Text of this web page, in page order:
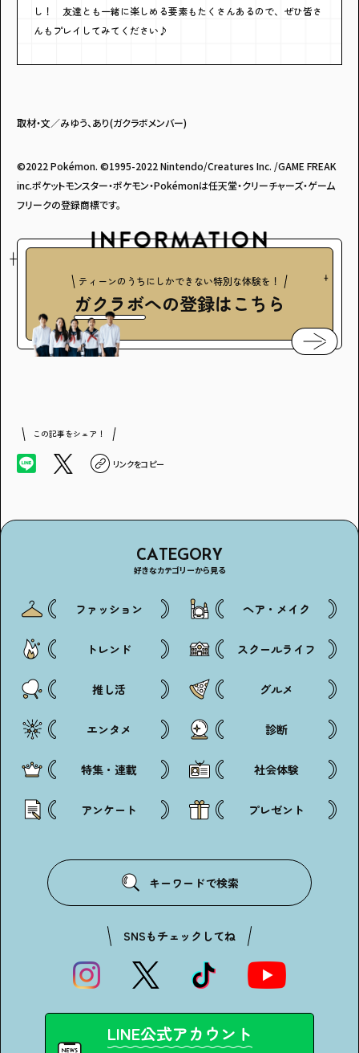
し！ 友達とも一緒に楽しめる要素もたくさんあるので、ぜひ皆さ
んもプレイしてみてください♪
取材・文／みゆう、あり(ガクラボメンバー)
©2022 Pokémon. ©1995-2022 Nintendo/Creatures Inc. /GAME FREAK
inc.ポケットモンスター・ポケモン・Pokémonは任天堂・クリーチャーズ・ゲーム
フリークの登録商標です。
ティーンのうちにしかできない特別な体験を！
ガクラボへの登録はこちら
この記事をシェア！
リンクをコピー
CATEGORY
好きなカテゴリーから見る
ファッション ヘア・メイク
トレンド スクールライフ
推し活 グルメ
エンタメ 診断
特集・連載 社会体験
アンケート プレゼント
キーワードで検索
SNSもチェックしてね
LINE公式アカウント